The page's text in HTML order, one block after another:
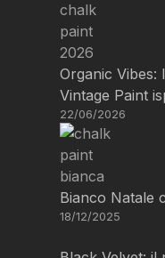
Organic
Vintage Paint
22/06/2026
Bianco Natale
18/12/2025